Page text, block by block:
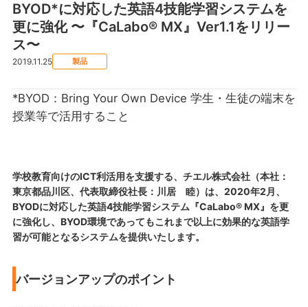
BYOD*に対応した英語4技能学習システムを
更に強化 〜『CaLabo® MX』Ver1.1をリリー
ス〜
2019.11.25 製品
*BYOD：Bring Your Own Device 学生・生徒の端末を
授業等で活用すること
学校教育向けのICT利活用を支援する、チエル株式会社（本社：
東京都品川区、代表取締役社長：川居 睦）は、2020年2月、
BYODに対応した英語4技能学習システム『CaLabo® MX』を更
に強化し、BYOD環境であってもこれまで以上に効果的な英語学
習が可能となるシステムを提供いたします。
バージョンアップのポイント